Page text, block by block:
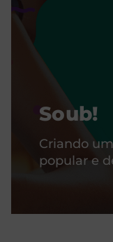
Soub!
Criando
popular e